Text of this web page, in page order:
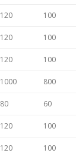
120 100
120 100
120 100
1000 800
80 60
120 100
120 100